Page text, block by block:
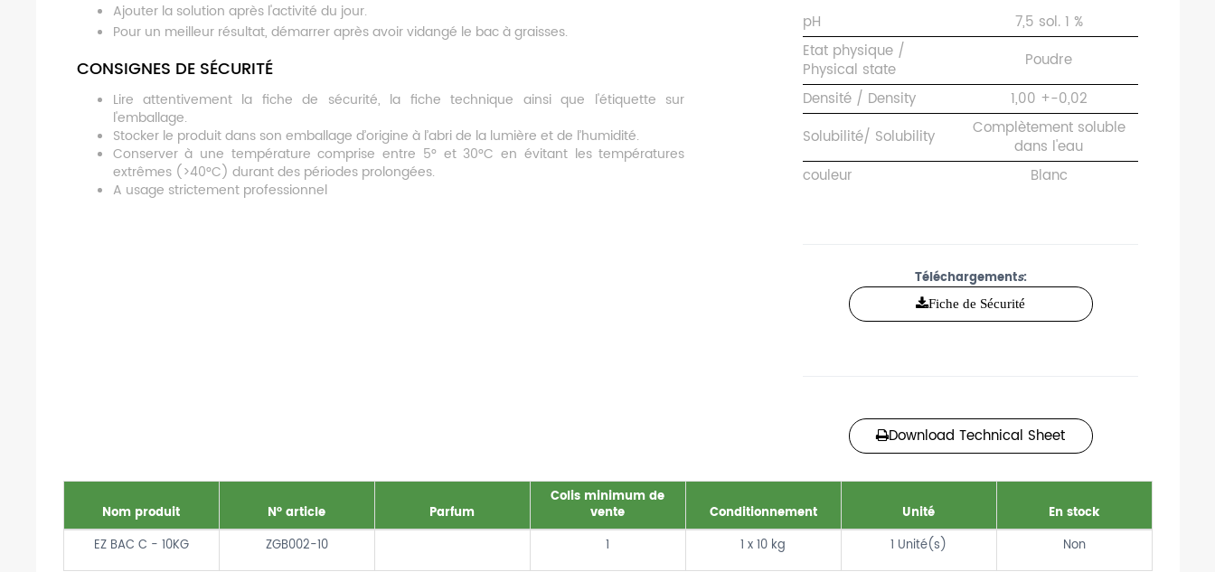
Ajouter la solution après l'activité du jour.
Pour un meilleur résultat, démarrer après avoir vidangé le bac à graisses.
CONSIGNES DE SÉCURITÉ
Lire attentivement la fiche de sécurité, la fiche technique ainsi que l'étiquette sur
l'emballage.
Stocker le produit dans son emballage d’origine à l’abri de la lumière et de l’humidité.
Conserver à une température comprise entre 5° et 30°C en évitant les températures
extrêmes (>40°C) durant des périodes prolongées.
A usage strictement professionnel
pH
7,5 sol. 1 %
Etat physique /
Physical state
Poudre
Densité / Density
1,00 +-0,02
Solubilité/ Solubility
Complètement soluble
dans l'eau
couleur
Blanc
Téléchargements:
Fiche de Sécurité
Download Technical Sheet
Nom produit N° article Parfum
Colis minimum de
vente
Conditionnement Unité
En stock
EZ BAC C - 10KG
ZGB002-10 1 1 x 10 kg 1 Unité(s) Non